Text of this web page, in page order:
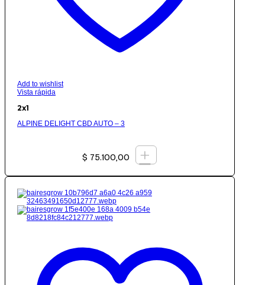
Add to wishlist
Vista rápida
2x1
ALPINE DELIGHT CBD AUTO – 3
$ 75.100,00 +